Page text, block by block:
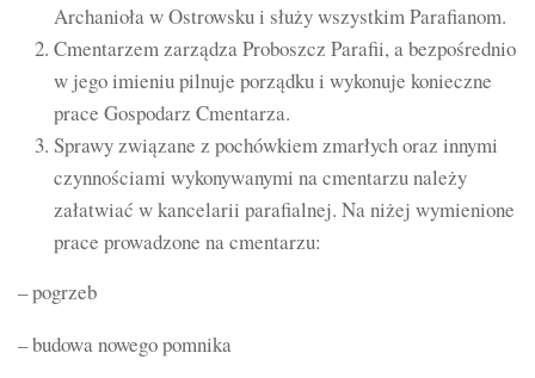
Archanioła w Ostrowsku i służy wszystkim Parafianom.
Cmentarzem zarządza Proboszcz Parafii, a bezpośrednio
w jego imieniu pilnuje porządku i wykonuje konieczne
prace Gospodarz Cmentarza.
Sprawy związane z pochówkiem zmarłych oraz innymi
czynnościami wykonywanymi na cmentarzu należy
załatwiać w kancelarii parafialnej. Na niżej wymienione
prace prowadzone na cmentarzu:
– pogrzeb
– budowa nowego pomnika